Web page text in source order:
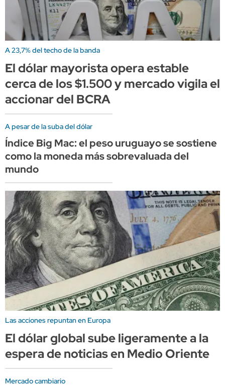
A 23,7% del techo de la banda
El dólar mayorista opera estable
cerca de los $1.500 y mercado vigila el
accionar del BCRA
A pesar de la suba del dólar
Índice Big Mac: el peso uruguayo se sostiene
como la moneda más sobrevaluada del
mundo
Las acciones repuntan en Europa
El dólar global sube ligeramente a la
espera de noticias en Medio Oriente
Mercado cambiario